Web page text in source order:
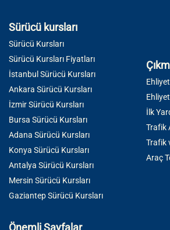
Sürücü kursları
Sürücü Kursları
Sürücü Kursları Fiyatları
İstanbul Sürücü Kursları
Ankara Sürücü Kursları
İzmir Sürücü Kursları
Bursa Sürücü Kursları
Adana Sürücü Kursları
Konya Sürücü Kursları
Antalya Sürücü Kursları
Mersin Sürücü Kursları
Gaziantep Sürücü Kursları
Ehliyet
İlk
Trafik
Trafik
Araç
Önemli Sayfalar